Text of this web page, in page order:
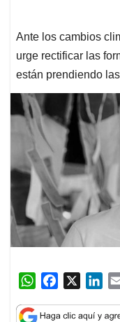
Ante los cambios
urge rectificar las
están prendiendo
W
a
c
n